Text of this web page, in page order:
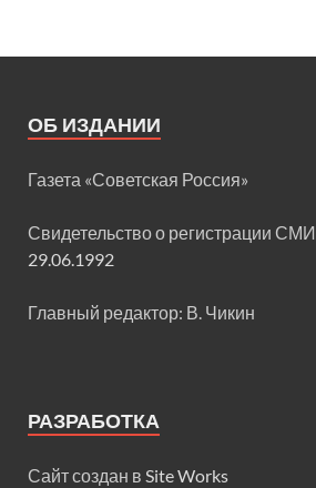
ОБ ИЗДАНИИ
Газета «Советская Россия»
Свидетельство о регистрации СМИ
29.06.1992
Главный редактор: В. Чикин
РАЗРАБОТКА
Сайт создан в Site Works